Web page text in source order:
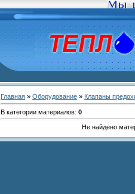
Главная » Оборудование » Клапаны
В категории материалов: 0
Не найдено